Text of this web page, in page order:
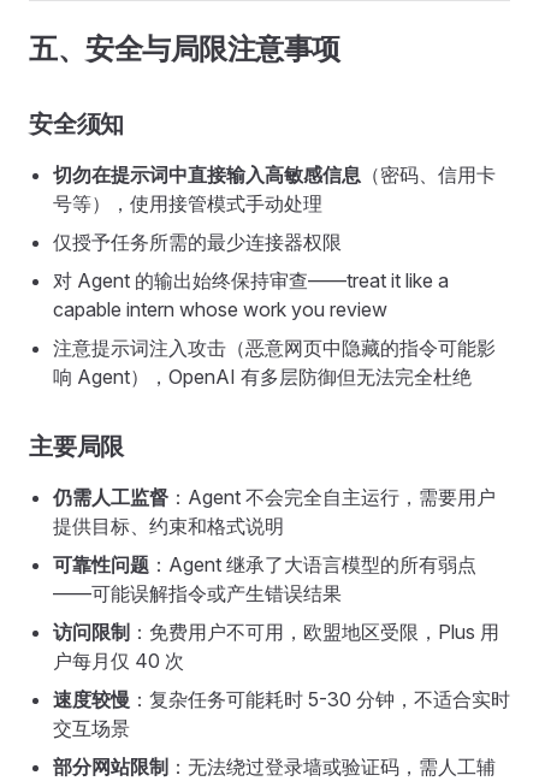
五、安全与局限注意事项
安全须知
切勿在提示词中直接输入高敏感信息 （密码、信用卡
号等），使用接管模式手动处理
仅授予任务所需的最少连接器权限
对 Agent 的输出始终保持审查——treat it like a
capable intern whose work you review
注意提示词注入攻击（恶意网页中隐藏的指令可能影
响 Agent），OpenAI 有多层防御但无法完全杜绝
主要局限
仍需人工监督 ：Agent 不会完全自主运行，需要用户
提供目标、约束和格式说明
可靠性问题 ：Agent 继承了大语言模型的所有弱点
——可能误解指令或产生错误结果
访问限制 ：免费用户不可用，欧盟地区受限，Plus 用
户每月仅 40 次
速度较慢 ：复杂任务可能耗时 5-30 分钟，不适合实时
交互场景
部分网站限制 ：无法绕过登录墙或验证码，需人工辅